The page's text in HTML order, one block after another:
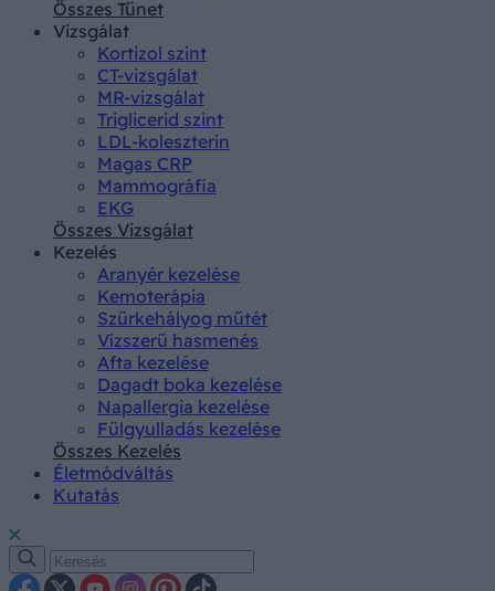
Összes Tünet
Vizsgálat
Kortizol szint
CT-vizsgálat
MR-vizsgálat
Triglicerid szint
LDL-koleszterin
Magas CRP
Mammográfia
EKG
Összes Vizsgálat
Kezelés
Aranyér kezelése
Kemoterápia
Szürkehályog műtét
Vízszerű hasmenés
Afta kezelése
Dagadt boka kezelése
Napallergia kezelése
Fülgyulladás kezelése
Összes Kezelés
Életmódváltás
Kutatás